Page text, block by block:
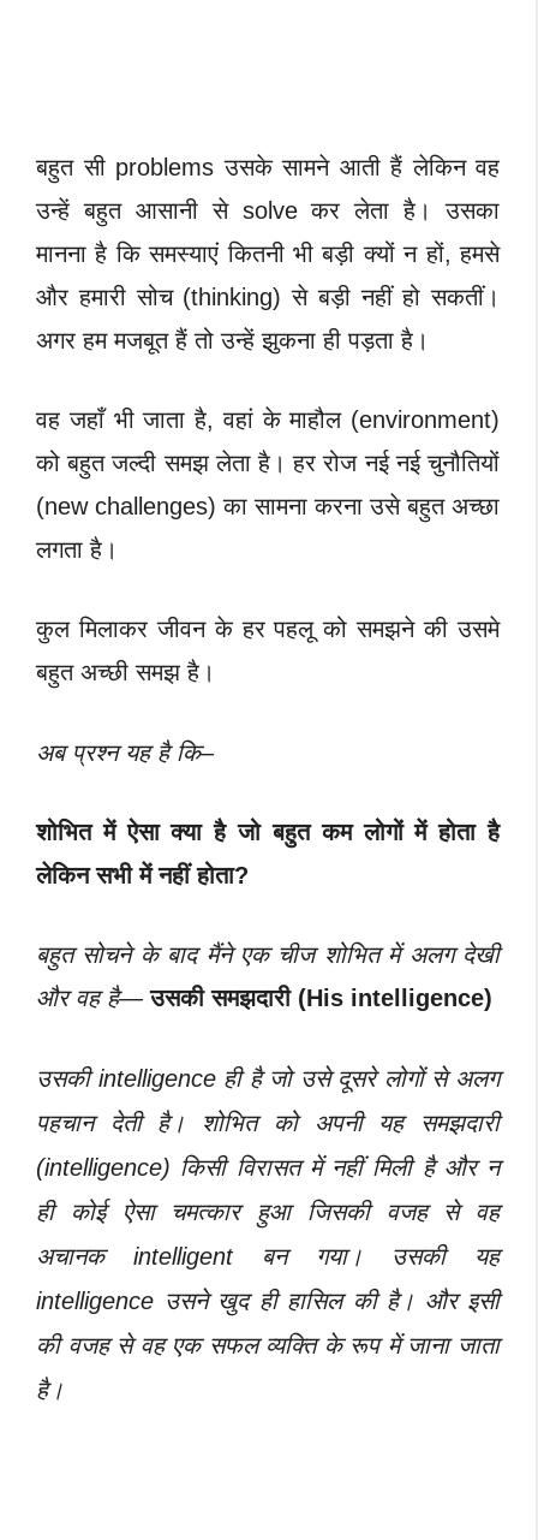
बहुत सी problems उसके सामने आती हैं लेकिन वह
उन्हें बहुत आसानी से solve कर लेता है। उसका
मानना है कि समस्याएं कितनी भी बड़ी क्यों न हों, हमसे
और हमारी सोच (thinking) से बड़ी नहीं हो सकतीं।
अगर हम मजबूत हैं तो उन्हें झुकना ही पड़ता है।
वह जहाँ भी जाता है, वहां के माहौल (environment)
को बहुत जल्दी समझ लेता है। हर रोज नई नई चुनौतियों
(new challenges) का सामना करना उसे बहुत अच्छा
लगता है।
कुल मिलाकर जीवन के हर पहलू को समझने की उसमे
बहुत अच्छी समझ है।
अब प्रश्न यह है कि–
शोभित में ऐसा क्या है जो बहुत कम लोगों में होता है
लेकिन सभी में नहीं होता?
बहुत सोचने के बाद मैंने एक चीज शोभित में अलग देखी
और वह है— उसकी समझदारी (His intelligence)
उसकी intelligence ही है जो उसे दूसरे लोगों से अलग
पहचान देती है। शोभित को अपनी यह समझदारी
(intelligence) किसी विरासत में नहीं मिली है और न
ही कोई ऐसा चमत्कार हुआ जिसकी वजह से वह
अचानक intelligent बन गया। उसकी यह
intelligence उसने खुद ही हासिल की है। और इसी
की वजह से वह एक सफल व्यक्ति के रूप में जाना जाता
है।